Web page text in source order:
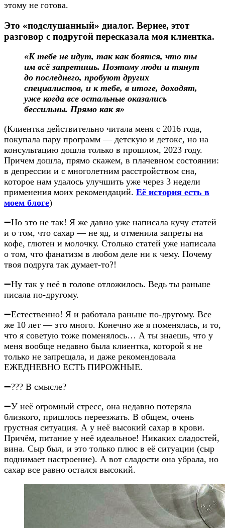
этому не готова.
Это «подслушанный» диалог. Вернее, этот
разговор с подругой пересказала моя клиентка.
«К тебе не идут, так как боятся, что ты
им всё запретишь. Поэтому люди и тянут
до последнего, пробуют других
специалистов, и к тебе, в итоге, доходят,
уже когда все остальные оказались
бессильны. Прямо как я»
(Клиентка действительно читала меня с 2016 года,
покупала пару программ — детскую и детокс, но на
консультацию дошла только в прошлом, 2023 году.
Причем дошла, прямо скажем, в плачевном состоянии:
в депрессии и с многолетним расстройством сна,
которое нам удалось улучшить уже через 3 недели
применения моих рекомендаций. Её история есть в
моем блоге)
➖Но это не так! Я же давно уже написала кучу статей
и о том, что сахар — не яд, и отменила запреты на
кофе, глютен и молочку. Столько статей уже написала
о том, что фанатизм в любом деле ни к чему. Почему
твоя подруга так думает-то?!
➖Ну так у неё в голове отложилось. Ведь ты раньше
писала по-другому.
➖Естественно! Я и работала раньше по-другому. Все
же 10 лет — это много. Конечно же я поменялась, и то,
что я советую тоже поменялось… А ты знаешь, что у
меня вообще недавно была клиентка, которой я не
только не запрещала, и даже рекомендовала
ЕЖЕДНЕВНО ЕСТЬ ПИРОЖНЫЕ.
➖??? В смысле?
➖У неё огромный стресс, она недавно потеряла
близкого, пришлось переезжать. В общем, очень
грустная ситуация. А у неё высокий сахар в крови.
Причём, питание у неё идеальное! Никаких сладостей,
вина. Сыр был, и это только плюс в её ситуации (сыр
поднимает настроение). А вот сладости она убрала, но
сахар все равно остался высокий.